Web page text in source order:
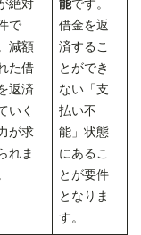
絶対
で
減額
た借
返済
いく
が求
れま
能です。
借金を返
済するこ
とができ
ない「支
払い不
能」状態
にあるこ
とが要件
となりま
す。